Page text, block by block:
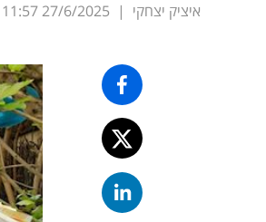
איציק יצחקי |
27/6/2025
11:57